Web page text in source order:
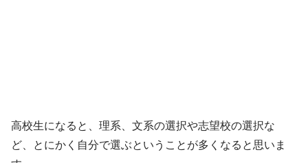
高校生になると、理系、文系の選択や志望校の選択な
ど、とにかく自分で選ぶということが多くなると思いま